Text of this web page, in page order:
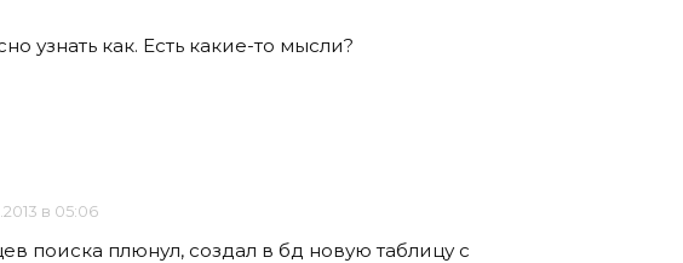
узнать как. Есть какие-то мысли?
в 05:06
поиска плюнул, создал в бд новую таблицу c